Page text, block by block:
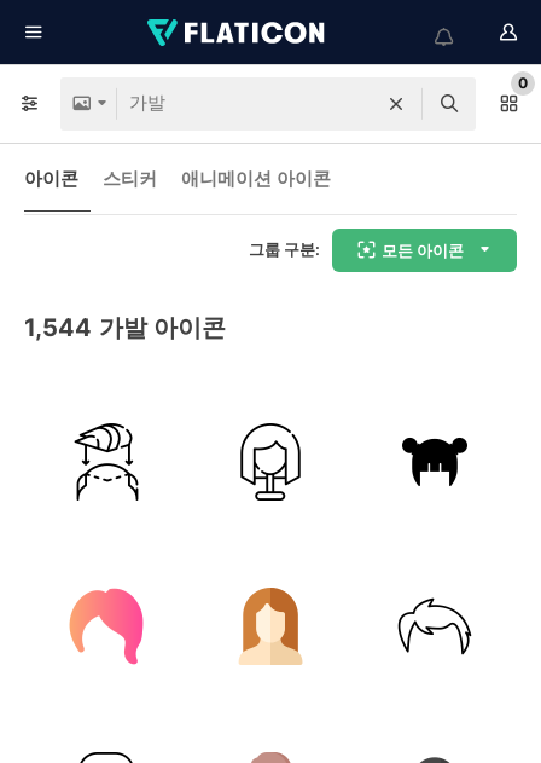
0
아이콘 스티커 애니메이션 아이콘
그룹 구분: 모든 아이콘
1,544 가발 아이콘